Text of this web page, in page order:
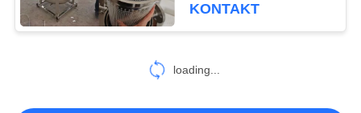
478
KONTAKT
loading...